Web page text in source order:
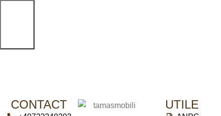
CONTACT UTILE